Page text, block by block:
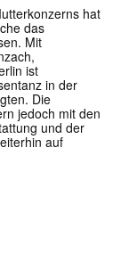
hat
das
Mit
ist
in der
Die
jedoch mit den
und der
auf